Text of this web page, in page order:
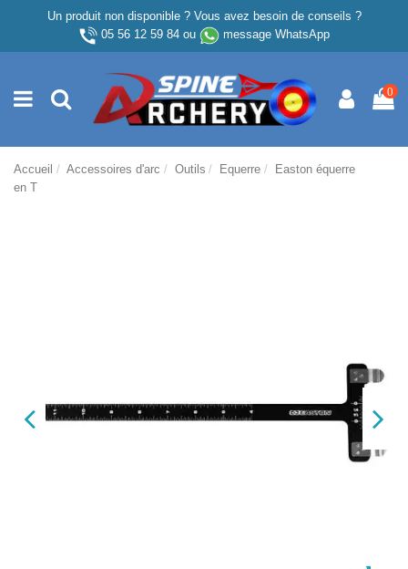
Un produit non disponible ? Vous avez besoin de conseils ?
05 56 12 59 84ou message WhatsApp
0
Accueil Accessoires d'arc Outils Equerre
Easton équerre
en T